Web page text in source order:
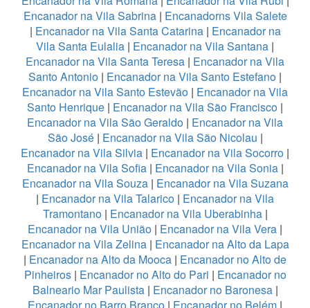
Encanador na Vila Sabrina| Encanadorns Vila Salete
| Encanador na Vila Santa Catarina| Encanador na
Vila Santa Eulalia | Encanador na Vila Santana |
Encanador na Vila Santa Teresa | Encanador na Vila
Santo Antonio | Encanador na Vila Santo Estefano |
Encanador na Vila Santo Estevão | Encanador na Vila
Santo Henrique | Encanador na Vila São Francisco |
Encanador na Vila São Geraldo | Encanador na Vila
São José| Encanador na Vila São Nicolau |
Encanador na Vila Silvia | Encanador na Vila Socorro |
Encanador na Vila Sofia| Encanador na Vila Sonia|
Encanador na Vila Souza| Encanador na Vila Suzana
| Encanador na Vila Talarico | Encanador na Vila
Tramontano| Encanador na Vila Uberabinha|
Encanador na Vila União | Encanador na Vila Vera |
Encanador na Vila Zelina| Encanador na Alto da Lapa
| Encanador na Alto da Mooca | Encanador no Alto de
Pinheiros| Encanador no Alto do Pari | Encanador no
Balneario Mar Paulista| Encanador no Baronesa|
Encanador no Barro Branco | Encanador no Belém |